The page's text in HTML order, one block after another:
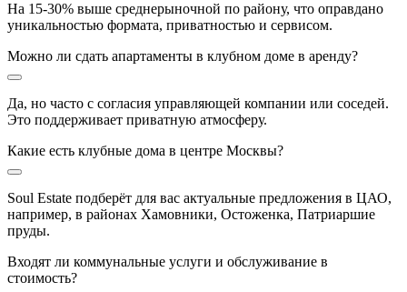
На 15-30% выше среднерыночной по району, что оправдано
уникальностью формата, приватностью и сервисом.
Можно ли сдать апартаменты в клубном доме в аренду?
Да, но часто с согласия управляющей компании или соседей.
Это поддерживает приватную атмосферу.
Какие есть клубные дома в центре Москвы?
Soul Estate подберёт для вас актуальные предложения в ЦАО,
например, в районах Хамовники, Остоженка, Патриаршие
пруды.
Входят ли коммунальные услуги и обслуживание в
стоимость?